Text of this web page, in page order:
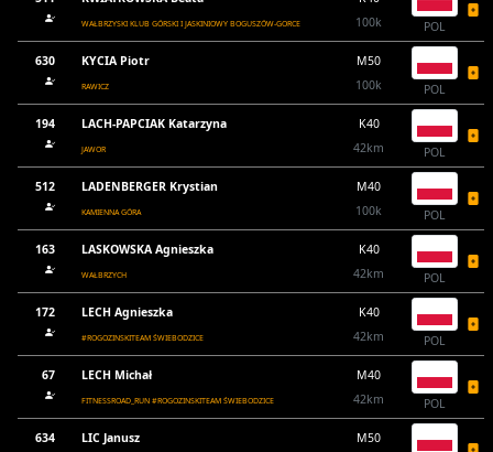
WAŁBRZYSKI KLUB GÓRSKI I JASKINIOWY BOGUSZÓW-GORCE
100k
POL
630 KYCIA Piotr
RAWICZ
M50
100k
POL
194 LACH-PAPCIAK Katarzyna
JAWOR
K40
42km
POL
512 LADENBERGER Krystian
KAMIENNA GÓRA
M40
100k
POL
163 LASKOWSKA Agnieszka
WAŁBRZYCH
K40
42km
POL
172 LECH Agnieszka
#ROGOZINSKITEAM ŚWIEBODZICE
K40
42km
POL
67 LECH Michał
FITNESSROAD_RUN #ROGOZINSKITEAM ŚWIEBODZICE
M40
42km
POL
634 LIC Janusz
M50